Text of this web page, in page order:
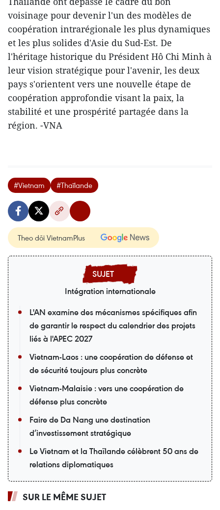
voisinage pour devenir l'un des modèles de
coopération intrarégionale les plus dynamiques
et les plus solides d'Asie du Sud-Est. De
l'héritage historique du Président Hô Chi Minh à
leur vision stratégique pour l'avenir, les deux
pays s'orientent vers une nouvelle étape de
coopération approfondie visant la paix, la
stabilité et une prospérité partagée dans la
région. -VNA
#Vietnam #Thaïlande
Theo dõi VietnamPlus
Intégration internationale
L'AN examine des mécanismes spécifiques afin
de garantir le respect du calendrier des projets
liés à l'APEC 2027
Vietnam-Laos : une coopération de défense et
de sécurité toujours plus concrète
Vietnam-Malaisie : vers une coopération de
défense plus concrète
Faire de Da Nang une destination
d’investissement stratégique
Le Vietnam et la Thaïlande célèbrent 50 ans de
relations diplomatiques
SUR LE MÊME SUJET